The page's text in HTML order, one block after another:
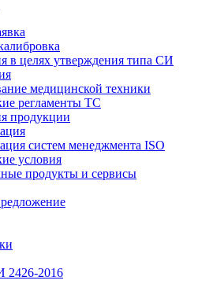
в целях утверждения типа СИ
медицинской техники
регламенты ТС
продукции
систем менеджмента ISO
условия
продукты и сервисы
2016